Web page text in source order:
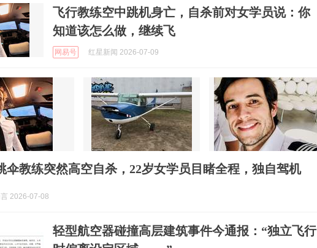
飞行教练空中跳机身亡，自杀前对女学员说：你
知道该怎么做，继续飞
网易号 红星新闻 2026-07-09
伞教练突然高空自杀，22岁女学员目睹全程，独自驾机
2026-07-08
轻型航空器碰撞高层建筑事件今通报：“独立飞行